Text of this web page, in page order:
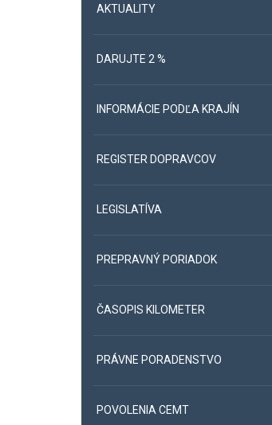
AKTUALITY
DARUJTE 2 %
INFORMÁCIE PODĽA KRAJÍN
REGISTER DOPRAVCOV
LEGISLATÍVA
PREPRAVNÝ PORIADOK
ČASOPIS KILOMETER
PRÁVNE PORADENSTVO
POVOLENIA CEMT